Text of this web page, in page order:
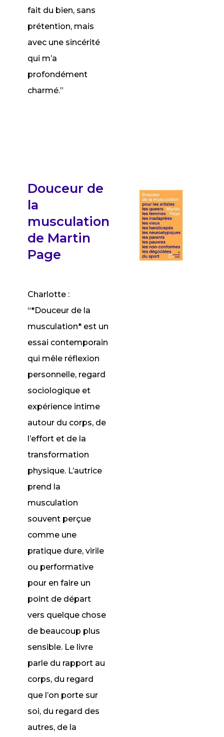
fait du bien, sans
prétention, mais
avec une sincérité
qui m’a
profondément
charmé.”
Douceur de
la
musculation
de Martin
Page
Charlotte :
“*Douceur de la
musculation* est un
essai contemporain
qui mêle réflexion
personnelle, regard
sociologique et
expérience intime
autour du corps, de
l’effort et de la
transformation
physique. L’autrice
prend la
musculation
souvent perçue
comme une
pratique dure, virile
ou performative
pour en faire un
point de départ
vers quelque chose
de beaucoup plus
sensible. Le livre
parle du rapport au
corps, du regard
que l’on porte sur
soi, du regard des
autres, de la